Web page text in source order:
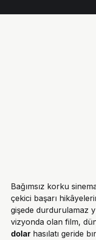
Bağımsız korku
çekici başarı
gişede durdurulamaz
vizyonda olan film,
dolar hasılatı geride